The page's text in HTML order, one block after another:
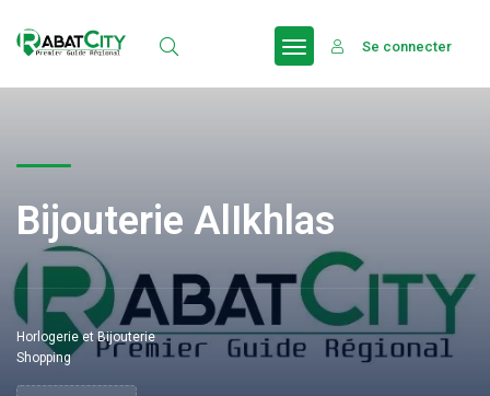
Se connecter
Bijouterie AlIkhlas
Horlogerie et Bijouterie
Shopping